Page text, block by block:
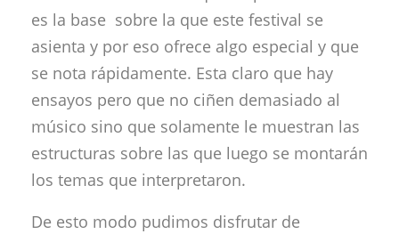
es la base sobre la que este festival se
asienta y por eso ofrece algo especial y que
se nota rápidamente. Esta claro que hay
ensayos pero que no ciñen demasiado al
músico sino que solamente le muestran las
estructuras sobre las que luego se montarán
los temas que interpretaron.
De esto modo pudimos disfrutar de